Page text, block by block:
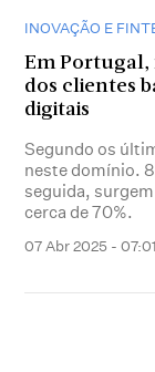
INOVAÇÃO E
Em Portugal,
dos clientes
digitais
Segundo os
neste domínio.
seguida,
cerca de 70%.
07 Abr 2025 - 07:01